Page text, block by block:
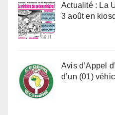
Actualité : La
3 août en
Avis d’Appel
d’un (01)